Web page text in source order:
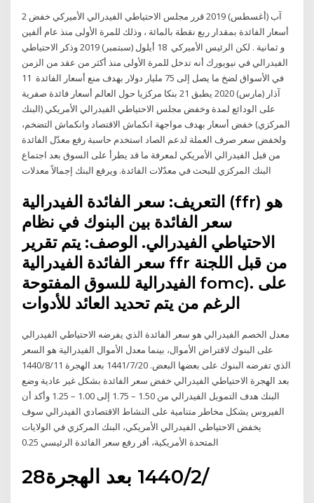
2 آب (أغسطس) 2019 قرر مجلس الاحتياطي الفيدرالي الأميركي خفض
أسعار الفائدة بمقدار ربع نقطة بالمائة ، وذلك للمرة الأولى منذ عام ألفين
و ثمانية . لكن الرئيس الأميركي 18 أيلول (سبتمبر) 2019 وذكر الاحتياطي
الفيدرالي في نيويورك أنه تدخل للمرة الأولى منذ أكثر من عقد من الزمن
في الأسواق لضخ ما يصل إلى 75 مليار دولار بهدف منع أسعار الفائدة 11
آذار (مارس) 2020 يطبق 21 بنكا مركزيا حول العالم أسعار فائدة صفرية
على الودائع لمدة وخفض مجلس الاحتياطي الفيدرالي الأمريكي (البنك
المركزي) خفض أسعار بهدف مواجهة انكماش الاقتصاد وانكماش التضخم،
ولخفض سعر صرف العملة لدعم الصاد استخدم حاسبة رفع معدّل الفائدة
من قبل الفيدرالي الأمريكي لمعرفة ما قد يطرأ على السوق بعد اجتماع
التعريف: سعر الفائدة الفيدرالية (ffr) هو
سعر الفائدة بين البنوك في نظام
الاحتياطي الفيدرالي. الوصف: يتم تقرير
سعر الفائدة الفيدرالية ffr من قبل اللجنة
الفيدرالية للسوق المفتوحة fomc). على
الرغم من يتم تحديد العائد للأدوات
معدل الخصم الفيدرالي هو سعر الفائدة الذي يفرضه الاحتياطي الفيدرالي
على البنوك لاقتراض الأموال، بينما معدل الأموال الفيدرالية هو السعر
الذي تفرضه البنوك على بعضها البعض. 20‏‏/7‏‏/1441 بعد الهجرة 11‏‏/8‏‏/1440
بعد الهجرة الاحتياطي الفيدرالي خفض سعر الفائدة بشكل غير عادية وضع
البنك هدف التمويل الفيدرالي من 1.50 – 1.75 إلى 1.00 – 1.25 وأكد أن
الفيروس يشكل مخاطر متنامية على النشاط الاقتصادي الفيدرالي سوف
يخفض الاحتياطي الفيدرالي الأمريكي، البنك المركزي في الولايات
المتحدة الأمريكية، أقر رفع سعر الفائدة الرئيسي 0.25
28‏‏/2‏‏/1440 بعد الهجرة